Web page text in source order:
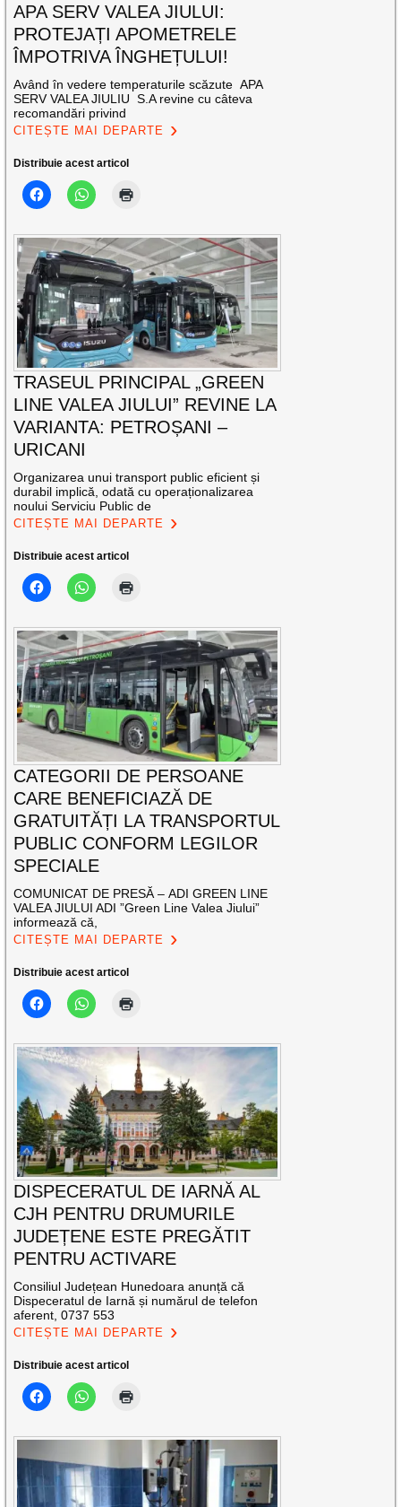
APA SERV VALEA JIULUI:
PROTEJAȚI APOMETRELE
ÎMPOTRIVA ÎNGHEȚULUI!
Având în vedere temperaturile scăzute APA
SERV VALEA JIULIU S.A revine cu câteva
recomandări privind
CITEȘTE MAI DEPARTE
Distribuie acest articol
TRASEUL PRINCIPAL „GREEN
LINE VALEA JIULUI” REVINE LA
VARIANTA: PETROȘANI –
URICANI
Organizarea unui transport public eficient și
durabil implică, odată cu operaționalizarea
noului Serviciu Public de
CITEȘTE MAI DEPARTE
Distribuie acest articol
CATEGORII DE PERSOANE
CARE BENEFICIAZĂ DE
GRATUITĂȚI LA TRANSPORTUL
PUBLIC CONFORM LEGILOR
SPECIALE
COMUNICAT DE PRESĂ – ADI GREEN LINE
VALEA JIULUI ADI ”Green Line Valea Jiului”
informează că,
CITEȘTE MAI DEPARTE
Distribuie acest articol
DISPECERATUL DE IARNĂ AL
CJH PENTRU DRUMURILE
JUDEȚENE ESTE PREGĂTIT
PENTRU ACTIVARE
Consiliul Județean Hunedoara anunță că
Dispeceratul de Iarnă și numărul de telefon
aferent, 0737 553
CITEȘTE MAI DEPARTE
Distribuie acest articol